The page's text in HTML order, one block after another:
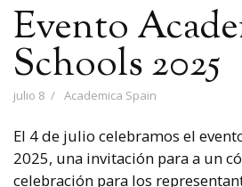
Evento
Schools 2025
julio 8 Academica Spain
El 4 de julio celebramos el
2025, una invitación para a un
celebración para los